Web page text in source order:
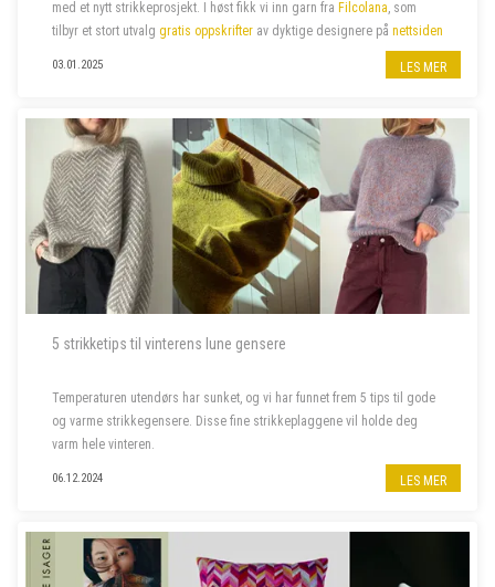
med et nytt strikkeprosjekt. I høst fikk vi inn garn fra Filcolana, som
tilbyr et stort utvalg gratis oppskrifter av dyktige designere på nettsiden
03.01.2025 LES MER
5 strikketips til vinterens lune gensere
Temperaturen utendørs har sunket, og vi har funnet frem 5 tips til gode
og varme strikkegensere. Disse fine strikkeplaggene vil holde deg
varm hele vinteren.
06.12.2024 LES MER